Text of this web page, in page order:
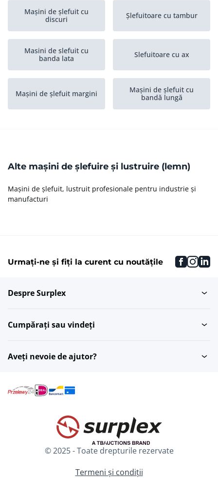
Mașini de șlefuit cu
discuri
Șlefuitoare cu tambur
Masini de slefuit cu
banda lata
Slefuitoare cu ax
Mașini de șlefuit margini
Mașini de șlefuit cu
bandă lungă
Mașini de șlefuit cu
Masini de slefuit
Alte mașini de șlefuire și lustruire (lemn)
Mașini de șlefuit, lustruit profesionale pentru industrie și
manufacturi
Urmați-ne și fiți la curent cu noutățile
Despre Surplex
Cumpărați sau vindeți
Aveți nevoie de ajutor?
© 2025 - Toate drepturile rezervate
Termeni și condiții